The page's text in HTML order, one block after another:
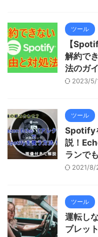
ツール
【
解約で
法のガ
2023/5/
ツール
Spotify
説！
ランでも
2021/8/
ツール
運転し
ブレッ